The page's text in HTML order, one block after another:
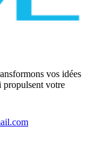
vos idées
propulsent votre